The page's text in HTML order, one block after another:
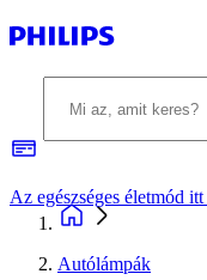
Az egészséges életmód
Autólámpák